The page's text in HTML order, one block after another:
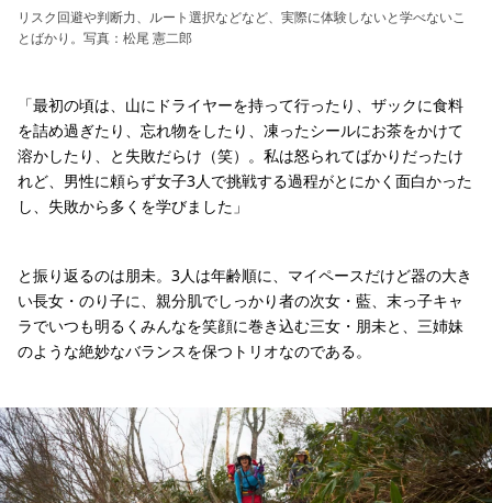
リスク回避や判断力、ルート選択などなど、実際に体験しないと学べないこ
とばかり。写真：松尾 憲二郎
「最初の頃は、山にドライヤーを持って行ったり、ザックに食料
を詰め過ぎたり、忘れ物をしたり、凍ったシールにお茶をかけて
溶かしたり、と失敗だらけ（笑）。私は怒られてばかりだったけ
れど、男性に頼らず女子3人で挑戦する過程がとにかく面白かった
し、失敗から多くを学びました」
と振り返るのは朋未。3人は年齢順に、マイペースだけど器の大き
い長女・のり子に、親分肌でしっかり者の次女・藍、末っ子キャ
ラでいつも明るくみんなを笑顔に巻き込む三女・朋未と、三姉妹
のような絶妙なバランスを保つトリオなのである。